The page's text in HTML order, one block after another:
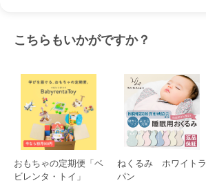
こちらもいかがですか？
おもちゃの定期便「ベ
ビレンタ・トイ」
ねくるみ ホワイトラ
パン